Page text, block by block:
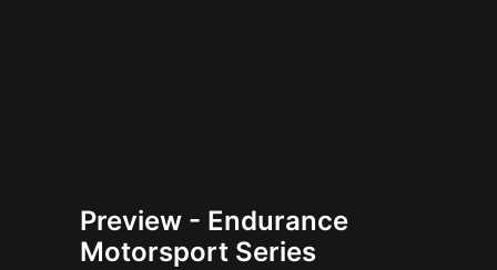
Preview - Endurance
Motorsport Series